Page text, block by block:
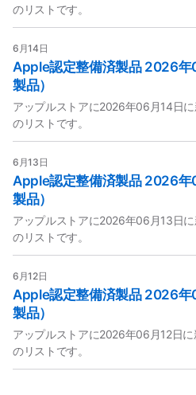
のリストです。
6月14日
Apple認定整備済製品 2026
製品）
アップルストアに2026年06月14日
のリストです。
6月13日
Apple認定整備済製品 2026
製品）
アップルストアに2026年06月13日
のリストです。
6月12日
Apple認定整備済製品 2026
製品）
アップルストアに2026年06月12日
のリストです。